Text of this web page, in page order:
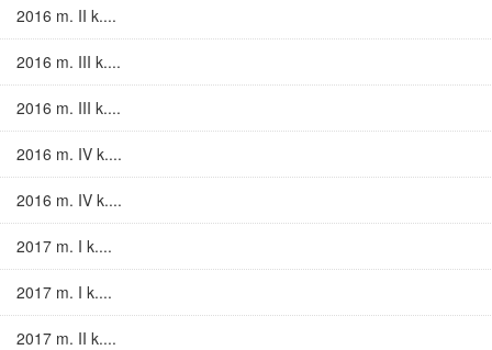
2016 m. II k....
2016 m. III k....
2016 m. III k....
2016 m. IV k....
2016 m. IV k....
2017 m. I k....
2017 m. I k....
2017 m. II k....